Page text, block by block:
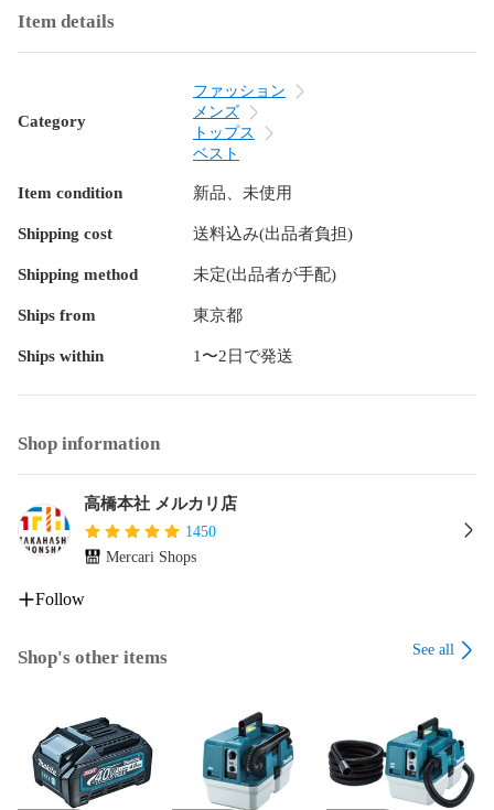
長時間モード（20秒作動-45秒停止）：約40時間
チャージボトルが溶けても、新しいボトルを入れ替えればす
ぐに冷却再開！市販の氷や冷凍ペットボトルでも代用可能。
Item details
Category
ファッション
メンズ
トップス
ベスト
Item condition 新品、未使用
Shipping cost 送料込み(出品者負担)
Shipping method 未定(出品者が手配)
Ships from 東京都
Ships within 1〜2日で発送
Shop information
高橋本社 メルカリ店
1450
Mercari Shops
Follow
Shop's other items See all